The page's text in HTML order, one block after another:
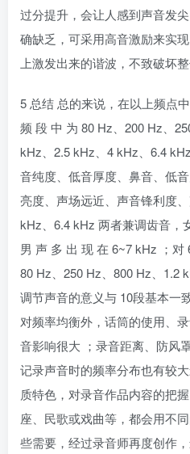
过分提升，会让人感到声音发
确缺乏，可采用高音激励来实
上激发出来的谐波，不致破坏
5 总结 总的来说，在以上频点
频 段 中 为 80 Hz、200 Hz、
kHz、2.5 kHz、4 kHz、6.4
音纯度、低音厚度、鼻音、低
亮度、声场远近、声音锋利度
kHz、6.4 kHz 两者兼调齿音，
男 声 多 出 现 在 6~7 kHz ；
80 Hz、250 Hz、800 Hz、1.2
调节声音的意义与 10段基本一
对频率均衡外，话筒的使用、
音影响很大 ；录音距离、防风
记录声音时的频率分布也有较
质特色，对录音作品内容的把
座、民歌或戏曲等，都会用不
些需要，经过录音师再度创作